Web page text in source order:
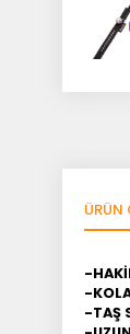
ÜRÜN
-
-
-TAŞ